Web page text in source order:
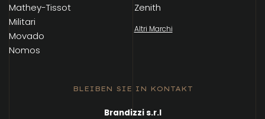
Mathey-Tissot
Militari
Movado
Nomos
Zenith
Altri Marchi
BLEIBEN SIE IN KONTAKT
Brandizzi s.r.l